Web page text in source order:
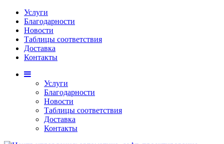
Услуги
Благодарности
Новости
Таблицы соответствия
Доставка
Контакты
Услуги
Благодарности
Новости
Таблицы соответствия
Доставка
Контакты